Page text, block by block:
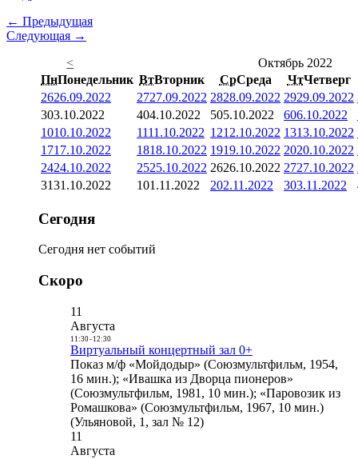
← Предыдущая
Следующая →
<
Октябрь 2022
ПнПонедельник ВтВторник СрСреда ЧтЧетверг
2626.09.2022 2727.09.2022 2828.09.2022 2929.09.2022
303.10.2022 404.10.2022 505.10.2022 606.10.2022
1010.10.2022 1111.10.2022 1212.10.2022 1313.10.2022
1717.10.2022 1818.10.2022 1919.10.2022 2020.10.2022
2424.10.2022 2525.10.2022 2626.10.2022 2727.10.2022
3131.10.2022 101.11.2022 202.11.2022 303.11.2022
Сегодня
Сегодня нет событий
Скоро
11
Августа
11:30- 12:30
Виртуальный концертный зал 0+
Показ м/ф «Мойдодыр» (Союзмультфильм, 1954,
16 мин.); «Ивашка из Дворца пионеров»
(Союзмультфильм, 1981, 10 мин.); «Паровозик из
Ромашкова» (Союзмультфильм, 1967, 10 мин.)
(Ульяновой, 1, зал № 12)
11
Августа